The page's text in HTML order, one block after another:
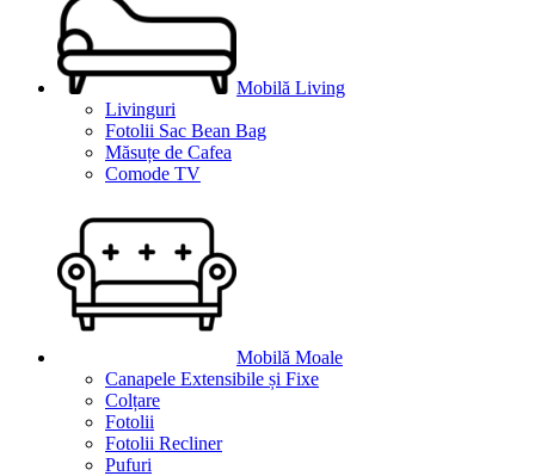
Mobilă Living
Livinguri
Fotolii Sac Bean Bag
Măsuțe de Cafea
Comode TV
Mobilă Moale
Canapele Extensibile și Fixe
Colțare
Fotolii
Fotolii Recliner
Pufuri